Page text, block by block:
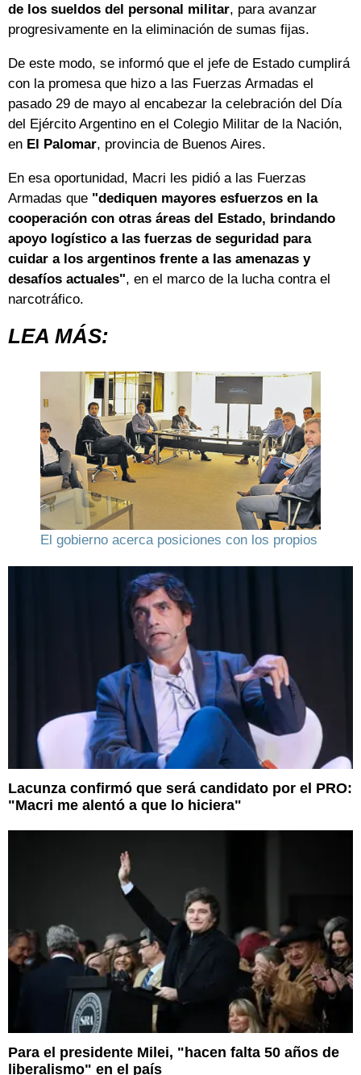
de los sueldos del personal militar, para avanzar
progresivamente en la eliminación de sumas fijas.
De este modo, se informó que el jefe de Estado cumplirá
con la promesa que hizo a las Fuerzas Armadas el
pasado 29 de mayo al encabezar la celebración del Día
del Ejército Argentino en el Colegio Militar de la Nación,
en El Palomar, provincia de Buenos Aires.
En esa oportunidad, Macri les pidió a las Fuerzas
Armadas que "dediquen mayores esfuerzos en la
cooperación con otras áreas del Estado, brindando
apoyo logístico a las fuerzas de seguridad para
cuidar a los argentinos frente a las amenazas y
desafíos actuales", en el marco de la lucha contra el
narcotráfico.
LEA MÁS:
El gobierno acerca posiciones con los propios
Lacunza confirmó que será candidato por el PRO:
"Macri me alentó a que lo hiciera"
Para el presidente Milei, "hacen falta 50 años de
liberalismo" en el país